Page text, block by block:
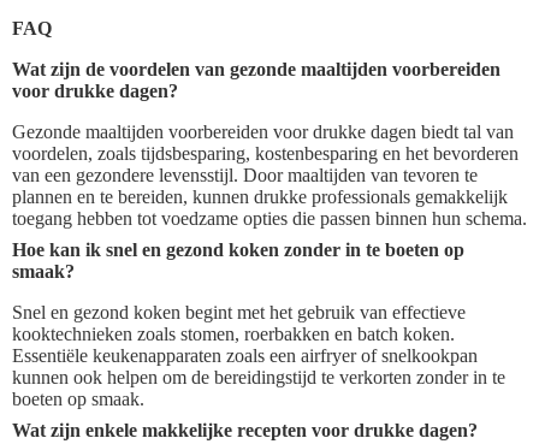
FAQ
Wat zijn de voordelen van gezonde maaltijden voorbereiden
voor drukke dagen?
Gezonde maaltijden voorbereiden voor drukke dagen biedt tal van
voordelen, zoals tijdsbesparing, kostenbesparing en het bevorderen
van een gezondere levensstijl. Door maaltijden van tevoren te
plannen en te bereiden, kunnen drukke professionals gemakkelijk
toegang hebben tot voedzame opties die passen binnen hun schema.
Hoe kan ik snel en gezond koken zonder in te boeten op
smaak?
Snel en gezond koken begint met het gebruik van effectieve
kooktechnieken zoals stomen, roerbakken en batch koken.
Essentiële keukenapparaten zoals een airfryer of snelkookpan
kunnen ook helpen om de bereidingstijd te verkorten zonder in te
boeten op smaak.
Wat zijn enkele makkelijke recepten voor drukke dagen?